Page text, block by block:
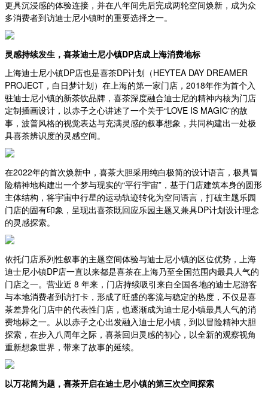
更具沉浸感的体验连接，并在八年间先后完成两轮空间焕新，成为众
多消费者到访迪士尼小镇时的重要选择之一。
灵感持续发生，喜茶迪士尼小镇DP店成上海消费地标
上海迪士尼小镇DP店也是喜茶DP计划（HEYTEA DAY DREAMER
PROJECT，白日梦计划）在上海的第一家门店，2018年作为首个入
驻迪士尼小镇的新茶饮品牌，喜茶深度融合迪士尼的精神内核为门店
定制插画设计，以赤子之心讲述了一个关于“LOVE IS MAGIC”的故
事，波普风格的视觉表达与充满灵感的叙事想象，共同构建出一处极
具喜茶辨识度的灵感空间。
在2022年的首次焕新中，喜茶大胆采用纯白极简的设计语言，极具冒
险精神地构建出一个梦与现实的“平行宇宙”，基于门店建筑本身的圆形
主体结构，将宇宙中行星的运动轨迹转化为空间语言，打破主题乐园
门店的固有印象，呈现出喜茶既回应乐园主题又兼具DP计划设计理念
的灵感探索。
依托门店系列性叙事的主题空间体验与迪士尼小镇的区位优势，上海
迪士尼小镇DP店一直以来都是喜茶在上海乃至全国范围内最具人气的
门店之一。营业近 8 年来，门店持续吸引来自全国各地的迪士尼游客
与本地消费者到访打卡，形成了旺盛的客流与稳定的热度，不仅是喜
茶差异化门店中的代表性门店，也逐渐成为迪士尼小镇最具人气的消
费地标之一。从以赤子之心出发融入迪士尼小镇，到以冒险精神大胆
探索，在步入八周年之际，喜茶回归灵感的初心，以全新的观察视角
重新想象世界，带来了故事的延续。
以万花筒为题，喜茶开启在迪士尼小镇的第三次空间探索